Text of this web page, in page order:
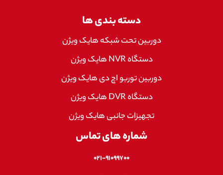
دسته بندی ها
دوربین تحت شبکه هایک ویژن
دستگاه NVR هایک ویژن
دوربین توربو اچ دی هایک ویژن
دستگاه DVR هایک ویژن
تجهیزات جانبی هایک ویژن
شماره های تماس
۰۲۱-۹۱۰۹۹۷۰۰